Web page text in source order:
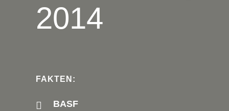
2014
FAKTEN:
BASF